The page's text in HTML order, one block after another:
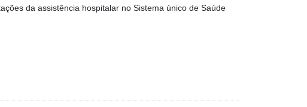
da assistência hospitalar no Sistema único de Saúde